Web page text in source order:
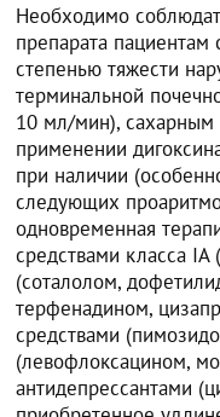
Необходимо
препарата пациентам
степенью тяжести
терминальной
10 мл/мин),
применении
при наличии
следующих
одновременная
средствами класса
(соталолом,
терфенадином,
средствами
(левофлоксацином,
антидепрессантами